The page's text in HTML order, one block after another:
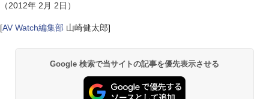
（2012年 2月 2日）
[AV Watch編集部 山崎健太郎]
Google 検索で当サイトの記事を優先表示させる